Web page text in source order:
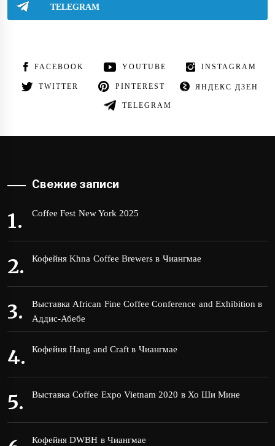
TELEGRAM
FACEBOOK YOUTUBE INSTAGRAM
TWITTER PINTEREST ЯНДЕКС ДЗЕН
TELEGRAM
Свежие записи
Coffee Fest New York 2025
Кофейня Khna Coffee Brewers в Чиангмае
Выставка African Fine Coffee Conference and Exhibition в
Аддис-Абебе
Кофейня Hang and Craft в Чиангмае
Выставка Coffee Expo Vietnam 2020 в Хо Ши Мине
Кофейня DWBH в Чиангмае